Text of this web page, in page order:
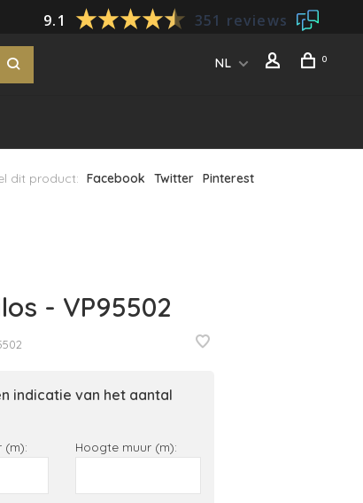
9.1 351 reviews
NL 0
dit product: Facebook Twitter Pinterest
- VP95502
indicatie van het aantal
(m): Hoogte muur (m):